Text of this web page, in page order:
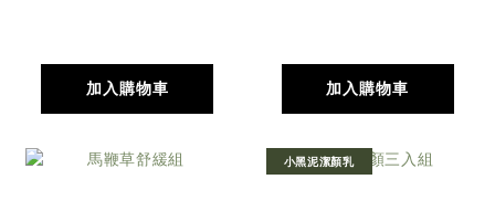
加入購物車 加入購物車
小黑泥潔顏乳